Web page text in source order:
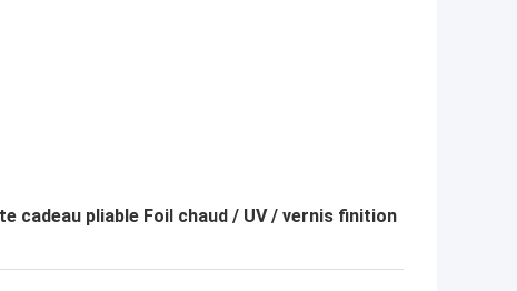
cadeau pliable Foil chaud / UV / vernis finition